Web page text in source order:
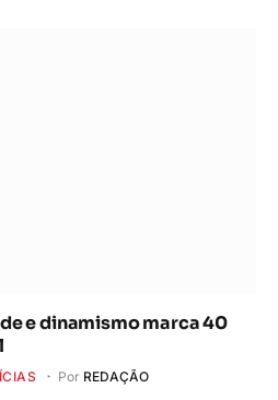
e dinamismo marca 40
Por REDAÇÃO